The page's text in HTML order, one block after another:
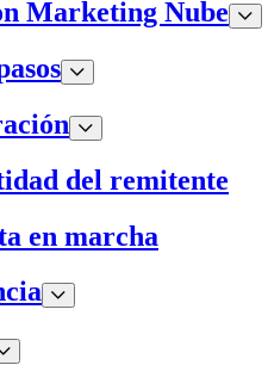
Marketing Nube
del remitente
en marcha